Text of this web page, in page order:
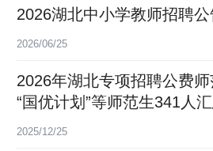
2026湖北中小学教师招聘公
2026/06/25
2026年湖北专项招聘公费师
“国优计划”等师范生341人
2025/12/25